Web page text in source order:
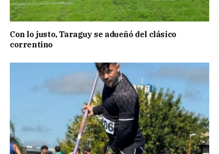
Con lo justo, Taraguy se adueñó del clásico
correntino